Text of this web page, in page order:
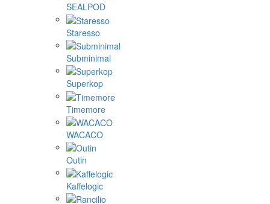
SEALPOD
Staresso
Subminimal
Superkop
Timemore
WACACO
Outin
Kaffelogic